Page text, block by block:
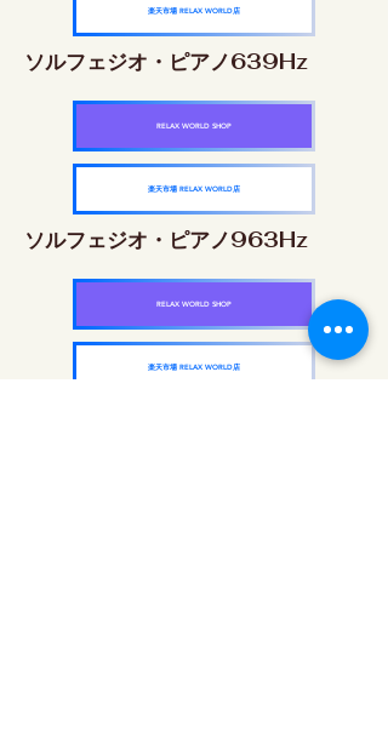
楽天市場 RELAX WORLD店
ソルフェジオ・ピアノ639Hz
RELAX WORLD SHOP
楽天市場 RELAX WORLD店
ソルフェジオ・ピアノ963Hz
RELAX WORLD SHOP
楽天市場 RELAX WORLD店